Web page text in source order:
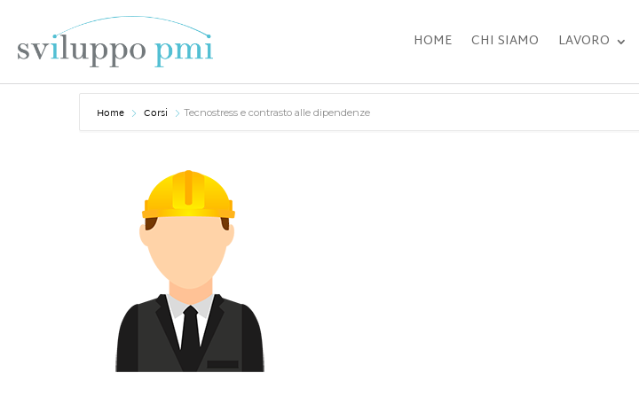
HOME CHI SIAMO LAVORO
Home Corsi Tecnostress e contrasto alle dipendenze